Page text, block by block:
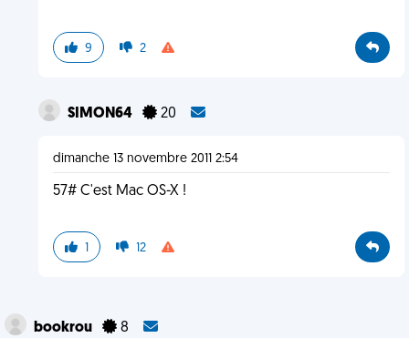
9 2
SIMON64 20
dimanche 13 novembre 2011 2:54
57# C'est Mac OS-X !
1 12
bookrou 8